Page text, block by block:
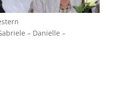
– Danielle –